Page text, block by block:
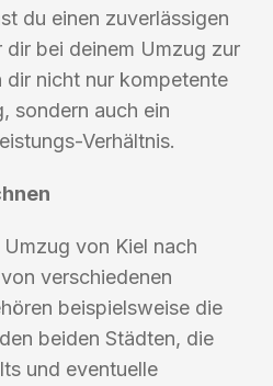
du einen zuverlässigen
dir bei deinem Umzug zur
dir nicht nur kompetente
sondern auch ein
Verhältnis.
von Kiel nach
verschiedenen
beispielsweise die
beiden Städten, die
und eventuelle